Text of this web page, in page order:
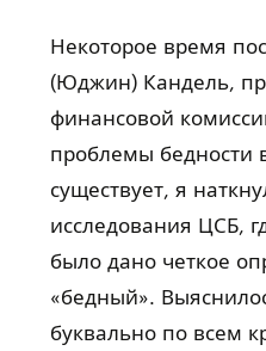
Некоторое время
(Юджин) Кандель,
финансовой
проблемы бедности
существует, я
исследования ЦСБ,
было дано четкое
«бедный».
буквально по всем